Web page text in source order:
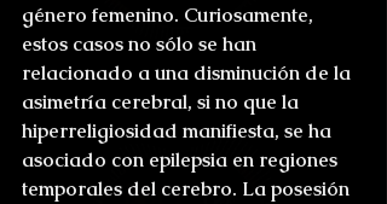
género femenino. Curiosamente,
estos casos no sólo se han
relacionado a una disminución de la
asimetría cerebral, si no que la
hiperreligiosidad manifiesta, se ha
asociado con epilepsia en regiones
temporales del cerebro. La posesión